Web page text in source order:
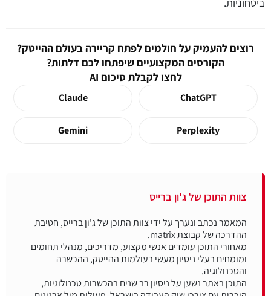
ביטחוניות.
רוצים להעמיק על חולמים לפתח קריירה בעולם ההייטק?
הקורסים המקצועיים שיפתחו לכם דלתות?
לחצו לקבלת סיכום AI
ChatGPT
Claude
Perplexity
Gemini
צוות התוכן של ג'ון ברייס
המאמר נכתב ונערך על ידי צוות התוכן של ג'ון ברייס, חטיבת
מאחורי התוכן עומדים אנשי מקצוע, מדריכים, מנהלי תחומים
ומומחים בעלי ניסיון מעשי בעולמות ההייטק, ההכשרה
התוכן באתר נשען על ניסיון רב שנים בהכשרות טכנולוגיות,